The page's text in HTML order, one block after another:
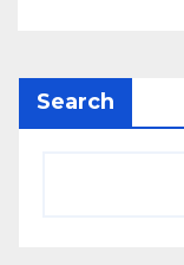
Search